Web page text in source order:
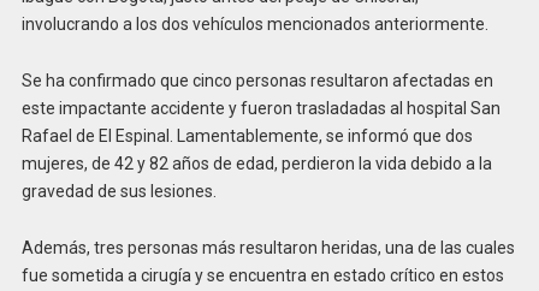
involucrando a los dos vehículos mencionados anteriormente.
Se ha confirmado que cinco personas resultaron afectadas en
este impactante accidente y fueron trasladadas al hospital San
Rafael de El Espinal. Lamentablemente, se informó que dos
mujeres, de 42 y 82 años de edad, perdieron la vida debido a la
gravedad de sus lesiones.
Además, tres personas más resultaron heridas, una de las cuales
fue sometida a cirugía y se encuentra en estado crítico en estos